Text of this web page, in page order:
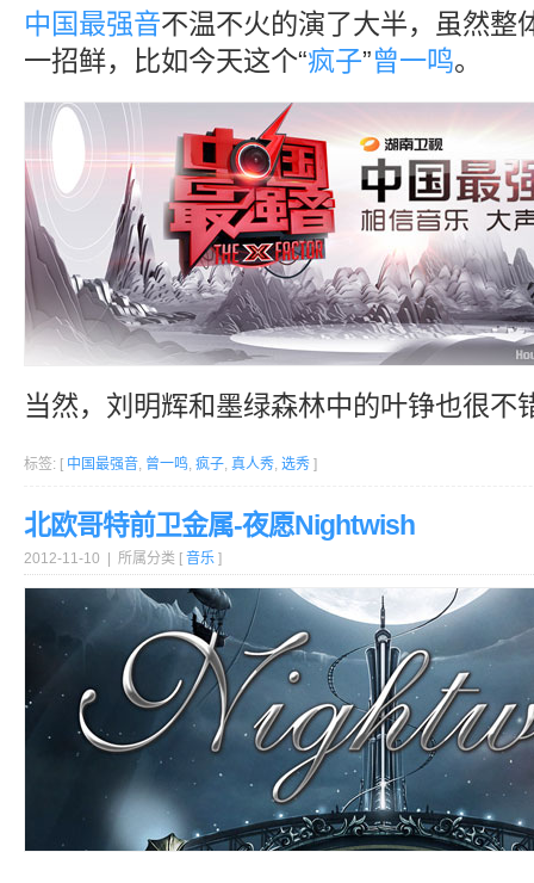
中国最强音不温不火的演了大半，虽然整
一招鲜，比如今天这个“疯子”曾一鸣。
当然，刘明辉和墨绿森林中的叶铮也很不
标签: [ 中国最强音, 曾一鸣, 疯子, 真人秀, 选秀 ]
北欧哥特前卫金属-夜愿Nightwish
2012-11-10 | 所属分类 [ 音乐 ]